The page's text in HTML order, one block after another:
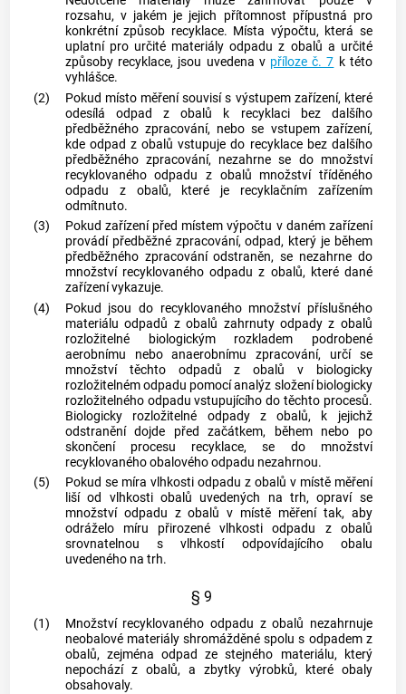
rozsahu, v jakém je jejich přítomnost přípustná pro
konkrétní způsob recyklace. Místa výpočtu, která se
uplatní pro určité materiály odpadu z obalů a určité
způsoby recyklace, jsou uvedena v příloze č. 7 k této
vyhlášce.
(2)
Pokud místo měřenísouvisí s výstupem zařízení, které
odesílá odpad zobalů k recyklaci bez dalšího
předběžného zpracování, nebo se vstupem zařízení,
kde odpad zobalů vstupuje do recyklace bez dalšího
předběžného zpracování, nezahrne se do množství
recyklovaného odpadu z obalů množství tříděného
odpadu z obalů, které je recyklačním zařízením
odmítnuto.
(3)
Pokud zařízení před místem výpočtu v daném zařízení
provádí předběžné zpracování, odpad, který je během
předběžného zpracováníodstraněn, se nezahrne do
množství recyklovaného odpadu z obalů, které dané
zařízení vykazuje.
(4)
Pokud jsou do recyklovaného množství příslušného
materiálu odpadů zobalů zahrnuty odpady z obalů
rozložitelné biologickým rozkladem podrobené
aerobnímu nebo anaerobnímu zpracování, určí se
množství těchto odpadů zobalů v biologicky
rozložitelném odpadu pomocí analýz složení biologicky
rozložitelného odpadu vstupujícího do těchto procesů.
Biologicky rozložitelné odpady zobalů, k jejichž
odstranění dojde před začátkem, během nebo po
skončení procesu recyklace, se do množství
recyklovaného obalového odpadu nezahrnou.
(5)
Pokud se míra vlhkosti odpadu z obalů v místě měření
liší od vlhkosti obalů uvedených na trh, opraví se
množství odpadu zobalů v místě měření tak, aby
odráželo míru přirozené vlhkosti odpadu z obalů
srovnatelnou s vlhkostí odpovídajícího obalu
uvedeného na trh.
§ 9
(1) Množství recyklovaného odpadu zobalů nezahrnuje
neobalové materiály shromážděné spolu s odpadem z
obalů, zejména odpad ze stejného materiálu, který
nepochází z obalů, a zbytky výrobků, které obaly
obsahovaly.